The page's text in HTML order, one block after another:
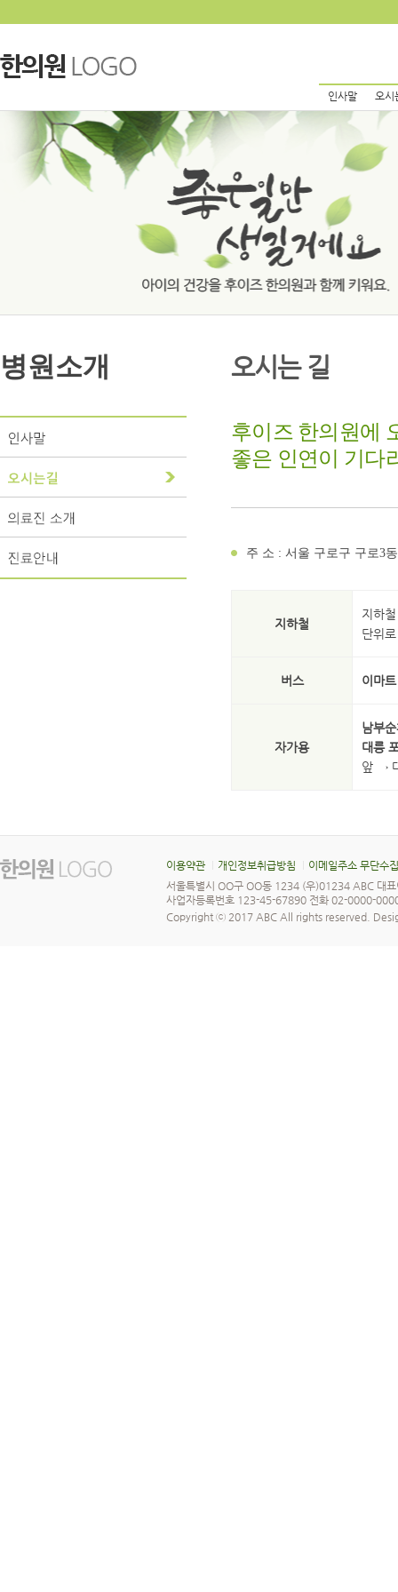
인사말 오시
병원소개 오시는 길
후이즈 한의원에
좋은 인연이 기다
주 소 : 서울 구로구 구로3
지하철
지하
단위
버스 이마
자가용
남부
대릉
앞 →
이용약관 개인정보취급방침
이메일주소 무단수
서울특별시 OO구 OO동 1234 (우)01234 ABC
사업자등록번호 123-45-67890 전화 02-0000-
Copyright ⓒ 2017 ABC All rights reserved.